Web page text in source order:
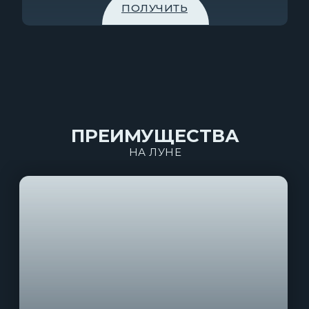
ПОЛУЧИТЬ
ПРЕИМУЩЕСТВА
НА ЛУНЕ